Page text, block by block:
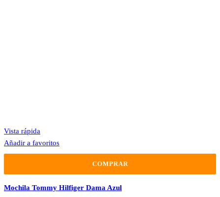
Vista rápida
Añadir a favoritos
COMPRAR
Mochila Tommy Hilfiger Dama Azul